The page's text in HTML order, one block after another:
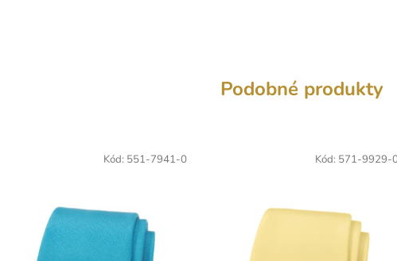
Podobné produkty
Kód: 551-7941-0 Kód: 571-9929-